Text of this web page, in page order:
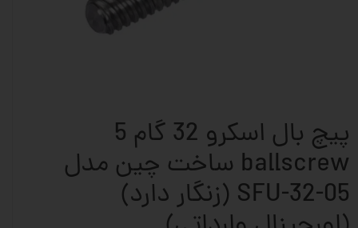
پیچ بال اسکرو 32 گام 5
ballscrew ساخت چین مدل
SFU-32-05 (زنگار دارد)